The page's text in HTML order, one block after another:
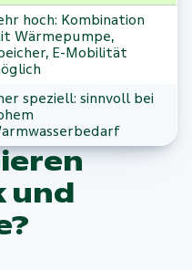
hoch: Kombination
Wärmepumpe,
E-Mobilität
speziell: sinnvoll bei
und